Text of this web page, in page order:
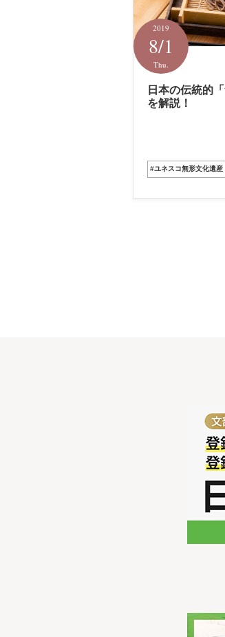
2019
8/1
Thu.
日本の伝統的
を解説！
#ユネスコ無形文化遺産